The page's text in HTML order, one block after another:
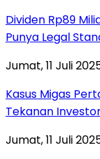
Dividen Rp89
Punya Legal
Jumat, 11 Juli
Kasus Migas
Tekanan
Jumat, 11 Juli